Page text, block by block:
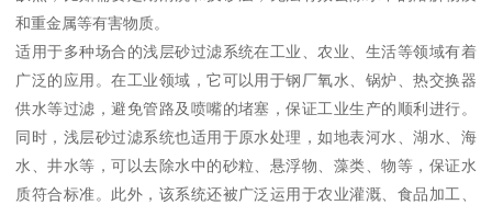
和重金属等有害物质。
适用于多种场合的浅层砂过滤系统在工业、农业、生活等领域有着
广泛的应用。在工业领域，它可以用于钢厂氧水、锅炉、热交换器
供水等过滤，避免管路及喷嘴的堵塞，保证工业生产的顺利进行。
同时，浅层砂过滤系统也适用于原水处理，如地表河水、湖水、海
水、井水等，可以去除水中的砂粒、悬浮物、藻类、物等，保证水
质符合标准。此外，该系统还被广泛运用于农业灌溉、食品加工、